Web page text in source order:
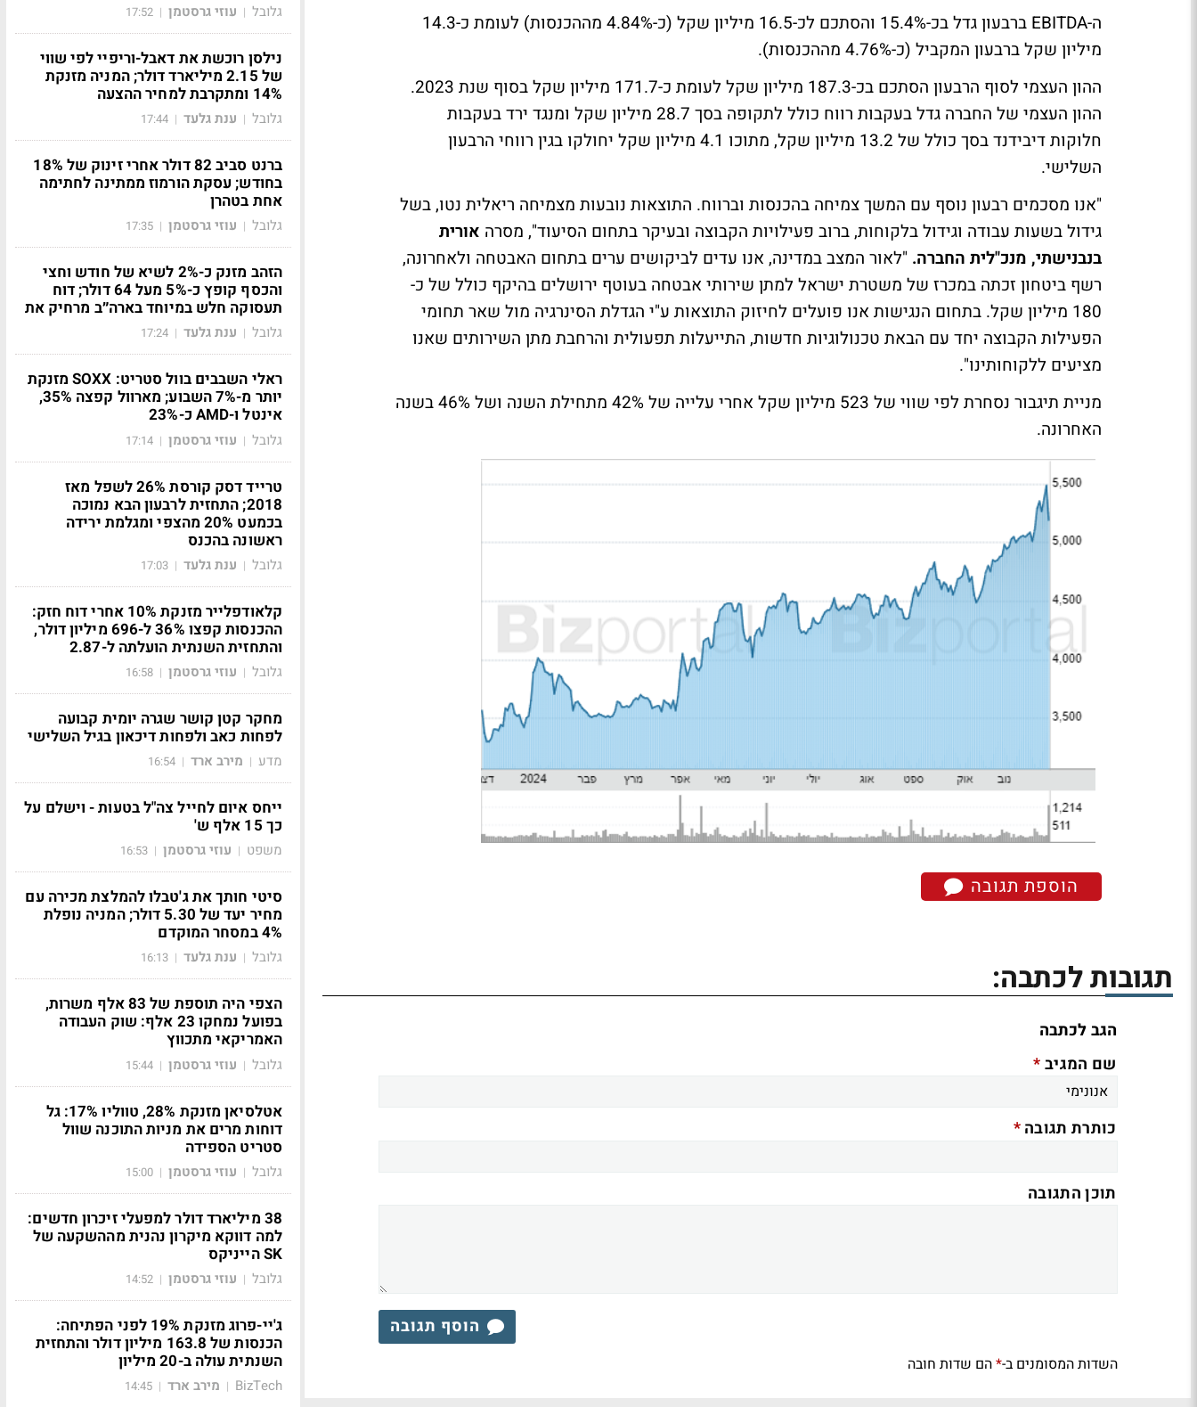
ה-EBITDA ברבעון גדל בכ-15.4% והסתכם לכ-16.5 מיליון שקל (כ-4.84% מההכנסות) לעומת כ-14.3
מיליון שקל ברבעון המקביל (כ-4.76% מההכנסות).
ההון העצמי לסוף הרבעון הסתכם בכ-187.3 מיליון שקל לעומת כ-171.7 מיליון שקל בסוף שנת 2023.
ההון העצמי של החברה גדל בעקבות רווח כולל לתקופה בסך 28.7 מיליון שקל ומנגד ירד בעקבות
חלוקות דיבידנד בסך כולל של 13.2 מיליון שקל, מתוכו 4.1 מיליון שקל יחולקו בגין רווחי הרבעון
השלישי.
"אנו מסכמים רבעון נוסף עם המשך צמיחה בהכנסות וברווח. התוצאות נובעות מצמיחה ריאלית נטו, בשל
גידול בשעות עבודה וגידול בלקוחות, ברוב פעילויות הקבוצה ובעיקר בתחום הסיעוד", מסרה אורית
בנבנישתי, מנכ"לית החברה. "לאור המצב במדינה, אנו עדים לביקושים ערים בתחום האבטחה ולאחרונה,
רשף ביטחון זכתה במכרז של משטרת ישראל למתן שירותי אבטחה בעוטף ירושלים בהיקף כולל של כ-
180 מיליון שקל. בתחום הנגישות אנו פועלים לחיזוק התוצאות ע"י הגדלת הסינרגיה מול שאר תחומי
הפעילות הקבוצה יחד עם הבאת טכנולוגיות חדשות, התייעלות תפעולית והרחבת מתן השירותים שאנו
מציעים ללקוחותינו".
מניית תיגבור נסחרת לפי שווי של 523 מיליון שקל אחרי עלייה של 42% מתחילת השנה ושל 46% בשנה
האחרונה.
הוספת תגובה
תגובות לכתבה:
הגב לכתבה
שם המגיב*
כותרת תגובה*
תוכן התגובה
הוסף תגובה
השדות המסומנים ב-*הם שדות חובה
גלובל | עוזי גרסטמן |
17:52
נילסן רוכשת את דאבל-וריפיי לפי שווי
של 2.15 מיליארד דולר; המניה מזנקת
14% ומתקרבת למחיר ההצעה
גלובל | ענת גלעד |
17:44
ברנט סביב 82 דולר אחרי זינוק של 18%
בחודש; עסקת הורמוז ממתינה לחתימה
אחת בטהרן
גלובל | עוזי גרסטמן |
17:35
הזהב מזנק כ-2% לשיא של חודש וחצי
והכסף קופץ כ-5% מעל 64 דולר; דוח
תעסוקה חלש במיוחד בארה״ב מרחיק את
גלובל | ענת גלעד |
17:24
ראלי השבבים בוול סטריט: SOXX מזנקת
יותר מ-7% השבוע; מארוול קפצה 35%,
אינטל ו-AMD כ-23%
גלובל | עוזי גרסטמן |
17:14
טרייד דסק קורסת 26% לשפל מאז
2018; התחזית לרבעון הבא נמוכה
בכמעט 20% מהצפי ומגלמת ירידה
ראשונה בהכנס
גלובל | ענת גלעד |
17:03
קלאודפלייר מזנקת 10% אחרי דוח חזק:
ההכנסות קפצו 36% ל-696 מיליון דולר,
והתחזית השנתית הועלתה ל-2.87
גלובל | עוזי גרסטמן |
16:58
מחקר קטן קושר שגרה יומית קבועה
לפחות כאב ולפחות דיכאון בגיל השלישי
מדע | מירב ארד |
16:54
ייחס איום לחייל צה"ל בטעות - וישלם על
כך 15 אלף ש'
משפט | עוזי גרסטמן |
16:53
סיטי חותך את ג'טבלו להמלצת מכירה עם
מחיר יעד של 5.30 דולר; המניה נופלת
4% במסחר המוקדם
גלובל | ענת גלעד |
16:13
הצפי היה תוספת של 83 אלף משרות,
בפועל נמחקו 23 אלף: שוק העבודה
האמריקאי מתכווץ
גלובל | עוזי גרסטמן |
15:44
אטלסיאן מזנקת 28%, טווליו 17%: גל
דוחות מרים את מניות התוכנה שוול
סטריט הספידה
גלובל | עוזי גרסטמן |
15:00
38 מיליארד דולר למפעלי זיכרון חדשים:
למה דווקא מיקרון נהנית מההשקעה של
SK הייניקס
גלובל | עוזי גרסטמן |
14:52
ג'יי-פרוג מזנקת 19% לפני הפתיחה:
הכנסות של 163.8 מיליון דולר והתחזית
השנתית עולה ב-20 מיליון
BizTech
| מירב ארד |
14:45